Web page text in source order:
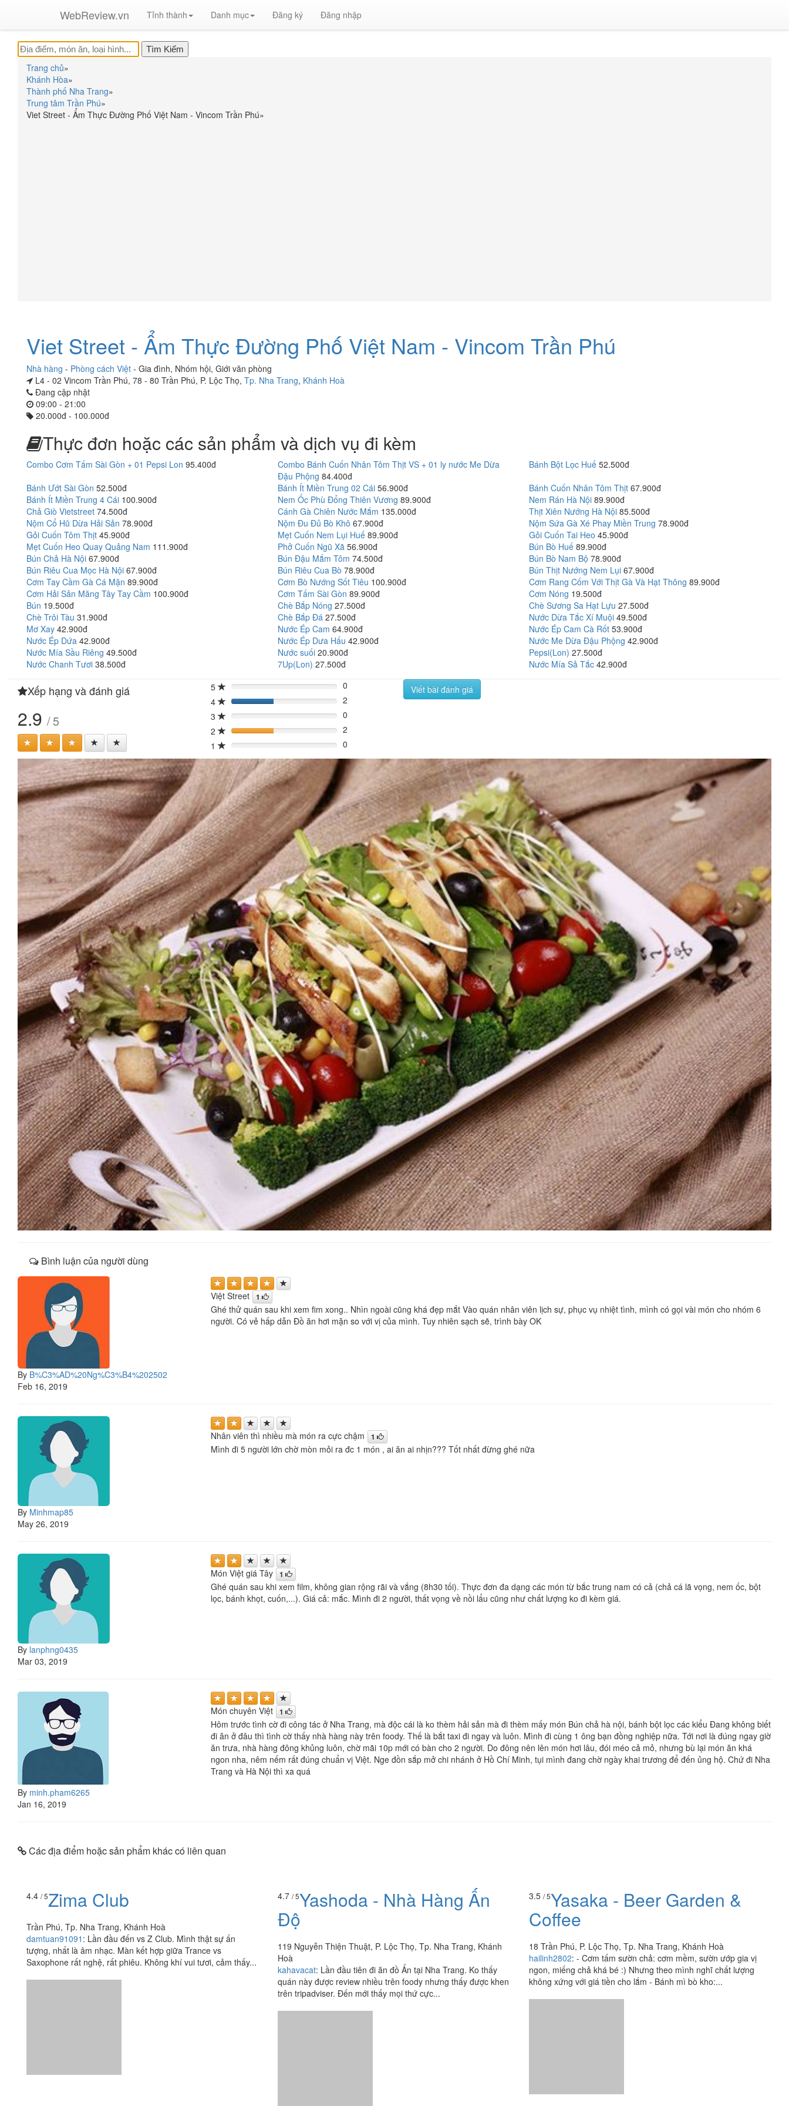
WebReview.vn Tỉnh thành Danh mục Đăng ký Đăng nhập
Trang chủ»
Khánh Hòa»
Thành phố Nha Trang»
Trung tâm Trần Phú»
Viet Street - Ẩm Thực Đường Phố Việt Nam - Vincom Trần Phú»
Viet Street - Ẩm Thực Đường Phố Việt Nam - Vincom Trần Phú
Nhà hàng - Phòng cách Việt - Gia đình, Nhóm hội, Giới văn phòng
L4 - 02 Vincom Trần Phú, 78 - 80 Trần Phú, P. Lộc Thọ, Tp. Nha Trang, Khánh Hoà
Đang cập nhật
09:00 - 21:00
20.000đ - 100.000đ
Thực đơn hoặc các sản phẩm và dịch vụ đi kèm
Combo Cơm Tấm Sài Gòn + 01 Pepsi Lon 95.400đ
Combo Bánh Cuốn Nhân Tôm Thịt VS + 01 ly nước Me Dừa
Đậu Phộng 84.400đ
Bánh Bột Lọc Huế 52.500đ
Bánh Ướt Sài Gòn 52.500đ Bánh Ít Miền Trung 02 Cái 56.900đ Bánh Cuốn Nhân Tôm Thịt 67.900đ
Bánh Ít Miền Trung 4 Cái 100.900đ Nem Ốc Phù Đổng Thiên Vương 89.900đ Nem Rán Hà Nội 89.900đ
Chả Giò Vietstreet 74.500đ Cánh Gà Chiên Nước Mắm 135.000đ Thịt Xiên Nướng Hà Nội 85.500đ
Nộm Cổ Hũ Dừa Hải Sản 78.900đ Nộm Đu Đủ Bò Khô 67.900đ Nộm Sứa Gà Xé Phay Miền Trung 78.900đ
Gỏi Cuốn Tôm Thịt 45.900đ Mẹt Cuốn Nem Lụi Huế 89.900đ Gỏi Cuốn Tai Heo 45.900đ
Mẹt Cuốn Heo Quay Quảng Nam 111.900đ Phở Cuốn Ngũ Xã 56.900đ Bún Bò Huế 89.900đ
Bún Chả Hà Nội 67.900đ Bún Đậu Mắm Tôm 74.500đ Bún Bò Nam Bộ 78.900đ
Bún Riêu Cua Mọc Hà Nội 67.900đ Bún Riêu Cua Bò 78.900đ Bún Thịt Nướng Nem Lụi 67.900đ
Cơm Tay Cầm Gà Cá Mặn 89.900đ Cơm Bò Nướng Sốt Tiêu 100.900đ Cơm Rang Cốm Với Thịt Gà Và Hạt Thông 89.900đ
Cơm Hải Sản Măng Tây Tay Cầm 100.900đ Cơm Tấm Sài Gòn 89.900đ Cơm Nóng 19.500đ
Bún 19.500đ Chè Bắp Nóng 27.500đ Chè Sương Sa Hạt Lựu 27.500đ
Chè Trôi Tàu 31.900đ Chè Bắp Đá 27.500đ Nước Dừa Tắc Xí Muội 49.500đ
Mơ Xay 42.900đ Nước Ép Cam 64.900đ Nước Ép Cam Cà Rốt 53.900đ
Nước Ép Dứa 42.900đ Nước Ép Dưa Hấu 42.900đ Nước Me Dừa Đậu Phộng 42.900đ
Nước Mía Sầu Riêng 49.500đ Nước suối 20.900đ Pepsi(Lon) 27.500đ
Nước Chanh Tươi 38.500đ 7Up(Lon) 27.500đ Nước Mía Sả Tắc 42.900đ
Xếp hạng và đánh giá
2.9 / 5
5 0%
0
4
40%
2
3
0%
0
2
40%
2
1
0% 0
Viết bài đánh giá
Bình luận của người dùng
By B%C3%AD%20Ng%C3%B4%202502
Feb 16, 2019
Việt Street 1
Ghé thử quán sau khi xem fim xong.. Nhìn ngoài cũng khá đẹp mắt Vào quán nhân viên lịch sự, phục vụ nhiệt tình, mình có gọi vài món cho nhóm 6
người. Có vẻ hấp dẫn Đồ ăn hơi mặn so với vị của mình. Tuy nhiên sạch sẽ, trình bày OK
By Minhmap85
May 26, 2019
Nhân viên thì nhiều mà món ra cực chậm 1
Mình đi 5 người lớn chờ mòn mỏi ra đc 1 món , ai ăn ai nhịn??? Tốt nhất đừng ghé nữa
By lanphng0435
Mar 03, 2019
Món Việt giá Tây 1
Ghé quán sau khi xem film, không gian rộng rãi và vắng (8h30 tối). Thực đơn đa dạng các món từ bắc trung nam có cả (chả cá lã vọng, nem ốc, bột
lọc, bánh khọt, cuốn,...). Giá cả: mắc. Mình đi 2 người, thất vọng về nồi lẩu cũng như chất lượng ko đi kèm giá.
By minh.pham6265
Jan 16, 2019
Món chuyên Việt 1
Hôm trước tình cờ đi công tác ở Nha Trang, mà độc cái là ko thèm hải sản mà đi thèm mấy món Bún chả hà nội, bánh bột lọc các kiểu Đang không biết
đi ăn ở đâu thì tình cờ thấy nhà hàng này trên foody. Thế là bắt taxi đi ngay và luôn. Mình đi cùng 1 ông bạn đồng nghiệp nữa. Tới nơi là đúng ngay giờ
ăn trưa, nhà hàng đông khủng luôn, chờ mãi 10p mới có bàn cho 2 người. Do đông nên lên món hơi lâu, đói méo cả mỏ, nhưng bù lại món ăn khá
ngon nha, nêm nếm rất đúng chuẩn vị Việt. Nge đồn sắp mở chi nhánh ở Hồ Chí Minh, tụi mình đang chờ ngày khai trương để đến ủng hộ. Chứ đi Nha
Trang và Hà Nội thì xa quá
Các địa điểm hoặc sản phẩm khác có liên quan
4.4 / 5Zima Club
Trần Phú, Tp. Nha Trang, Khánh Hoà
damtuan91091 : Lần đầu đến vs Z Club. Mình thật sự ấn
tượng, nhất là âm nhạc. Màn kết hợp giữa Trance vs
Saxophone rất nghệ, rất phiêu. Không khí vui tươi, cảm thấy...
4.7 / 5Yashoda - Nhà Hàng Ấn
Độ
119 Nguyễn Thiện Thuật, P. Lộc Thọ, Tp. Nha Trang, Khánh
Hoà
kahavacat: Lần đầu tiên đi ăn đồ Ấn tại Nha Trang. Ko thấy
quán này được review nhiều trên foody nhưng thấy được khen
trên tripadviser. Đến mới thấy mọi thứ cực...
3.5 / 5Yasaka - Beer Garden &
Coffee
18 Trần Phú, P. Lộc Thọ, Tp. Nha Trang, Khánh Hoà
hailinh2802: - Cơm tấm sườn chả: cơm mềm, sườn ướp gia vị
ngon, miếng chả khá bé :) Nhưng theo mình nghĩ chất lượng
không xứng với giá tiền cho lắm - Bánh mì bò kho:...